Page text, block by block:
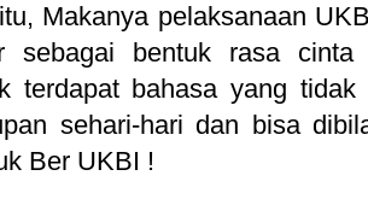
Makanya pelaksanaan
sebagai bentuk rasa
terdapat bahasa yang
sehari-hari dan bisa
Ber UKBI !